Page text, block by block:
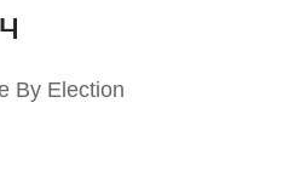
By Election